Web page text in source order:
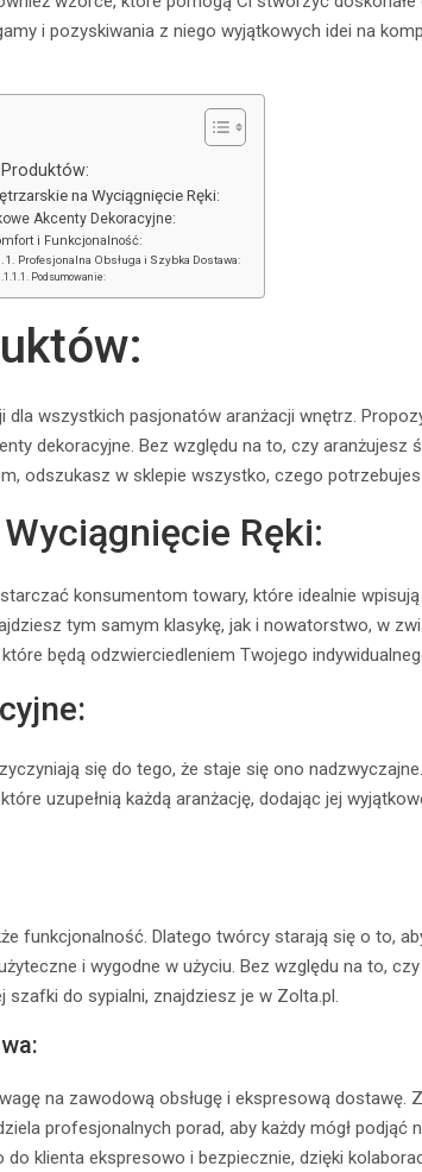
i pozyskiwania z niego wyjątkowych idei na
na Wyciągnięcie Ręki:
Akcenty Dekoracyjne:
i Funkcjonalność:
Profesjonalna Obsługa i Szybka Dostawa:
Podsumowanie:
dla wszystkich pasjonatów aranżacji wnętrz.
dekoracyjne. Bez względu na to, czy aranżujesz
odszukasz w sklepie wszystko, czego
Ręki:
konsumentom towary, które idealnie
tym samym klasykę, jak i nowatorstwo, w
będą odzwierciedleniem Twojego
się do tego, że staje się ono
uzupełnią każdą aranżację, dodając jej
funkcjonalność. Dlatego twórcy starają się o to,
i wygodne w użyciu. Bez względu na to,
do sypialni, znajdziesz je w Zolta.pl.
na zawodową obsługę i ekspresową dostawę.
profesjonalnych porad, aby każdy mógł podjąć
klienta ekspresowo i bezpiecznie, dzięki